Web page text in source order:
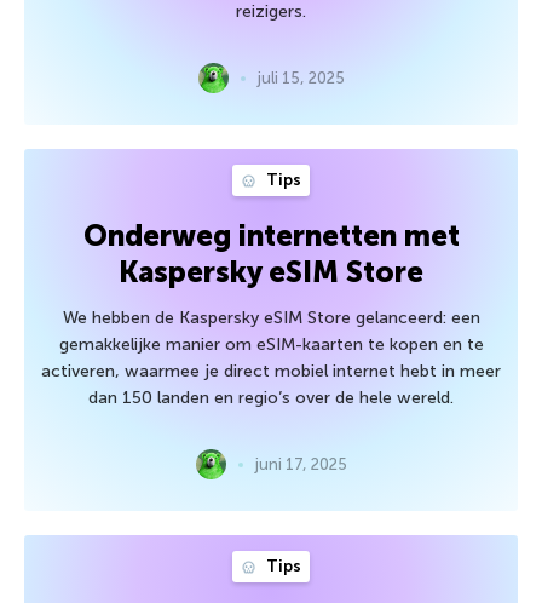
reizigers.
juli 15, 2025
Tips
Onderweg internetten met
Kaspersky eSIM Store
We hebben de Kaspersky eSIM Store gelanceerd: een
gemakkelijke manier om eSIM-kaarten te kopen en te
activeren, waarmee je direct mobiel internet hebt in meer
dan 150 landen en regio’s over de hele wereld.
juni 17, 2025
Tips